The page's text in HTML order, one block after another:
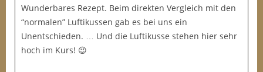
Wunderbares Rezept. Beim direkten Vergleich mit den
“normalen” Luftikussen gab es bei uns ein
Unentschieden. … Und die Luftikusse stehen hier sehr
hoch im Kurs! 😉